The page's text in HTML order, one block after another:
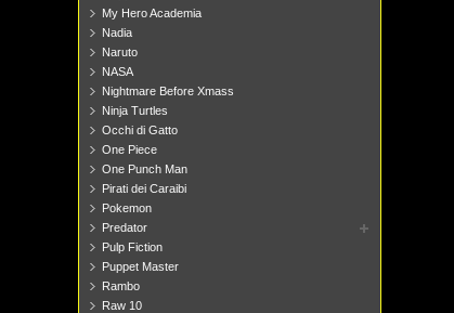
My Hero Academia
Nadia
Naruto
NASA
Nightmare Before Xmass
Ninja Turtles
Occhi di Gatto
One Piece
One Punch Man
Pirati dei Caraibi
Pokemon
Predator
Pulp Fiction
Puppet Master
Rambo
Raw 10